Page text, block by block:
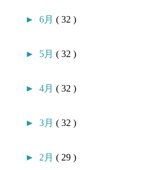
►6月( 32 )
► 5月( 32 )
►4月( 32 )
►3月( 32 )
► 2月( 29 )